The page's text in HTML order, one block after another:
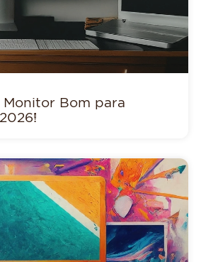
Monitor Bom para